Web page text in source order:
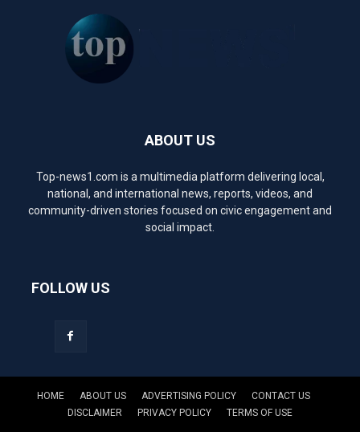
ABOUT US
Top-news1.com is a multimedia platform delivering local,
national, and international news, reports, videos, and
community-driven stories focused on civic engagement and
social impact.
FOLLOW US
HOME ABOUT US ADVERTISING POLICY
CONTACT US
DISCLAIMER
PRIVACY POLICY TERMS OF USE